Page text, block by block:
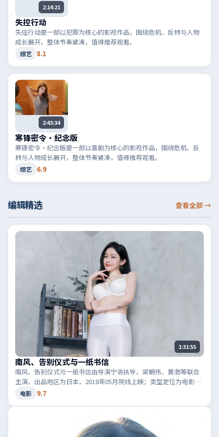
2:14:21
失控行动
失控行动是一部以犯罪为核心的影视作品，围绕危机、反转与人物
成长展开，整体节奏紧凑，值得推荐观看。
综艺 8.1
2:43:34
寒锋密令·纪念版
寒锋密令·纪念版是一部以喜剧为核心的影视作品，围绕危机、反
转与人物成长展开，整体节奏紧凑，值得推荐观看。
综艺 6.9
编辑精选 查看全部→
1:31:55
南风、告别仪式与一纸书信
南风、告别仪式与一纸书信由导演宁浩执导，梁朝伟、黄渤等联合
主演，出品地区为日本，2018年05月院线上映；类型定位为电影·
犯罪，黑白两道博弈。适合检索「日本犯罪」「2018高分电影」等
电影 9.7